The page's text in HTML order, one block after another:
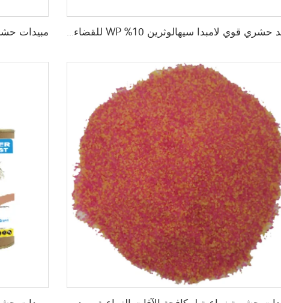
مبيد حشري قوي لامبدا سيهالوثرين 10% WP للقضاء على البعوض والذباب والبقّ